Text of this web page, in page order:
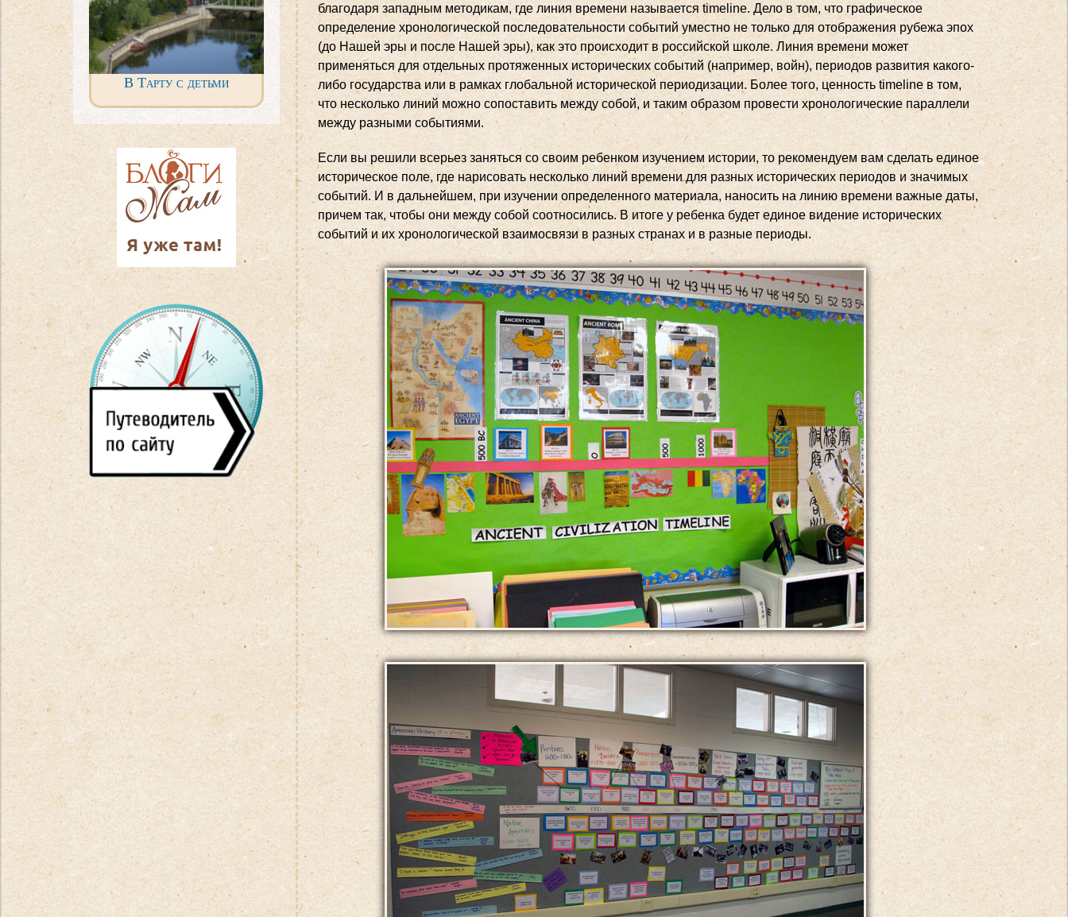
В Тарту с детьми
благодаря западным методикам, где линия времени называется timeline. Дело в том, что графическое
определение хронологической последовательности событий уместно не только для отображения рубежа эпох
(до Нашей эры и после Нашей эры), как это происходит в российской школе. Линия времени может
применяться для отдельных протяженных исторических событий (например, войн), периодов развития какого-
либо государства или в рамках глобальной исторической периодизации. Более того, ценность timeline в том,
что несколько линий можно сопоставить между собой, и таким образом провести хронологические параллели
между разными событиями.
Если вы решили всерьез заняться со своим ребенком изучением истории, то рекомендуем вам сделать единое
историческое поле, где нарисовать несколько линий времени для разных исторических периодов и значимых
событий. И в дальнейшем, при изучении определенного материала, наносить на линию времени важные даты,
причем так, чтобы они между собой соотносились. В итоге у ребенка будет единое видение исторических
событий и их хронологической взаимосвязи в разных странах и в разные периоды.